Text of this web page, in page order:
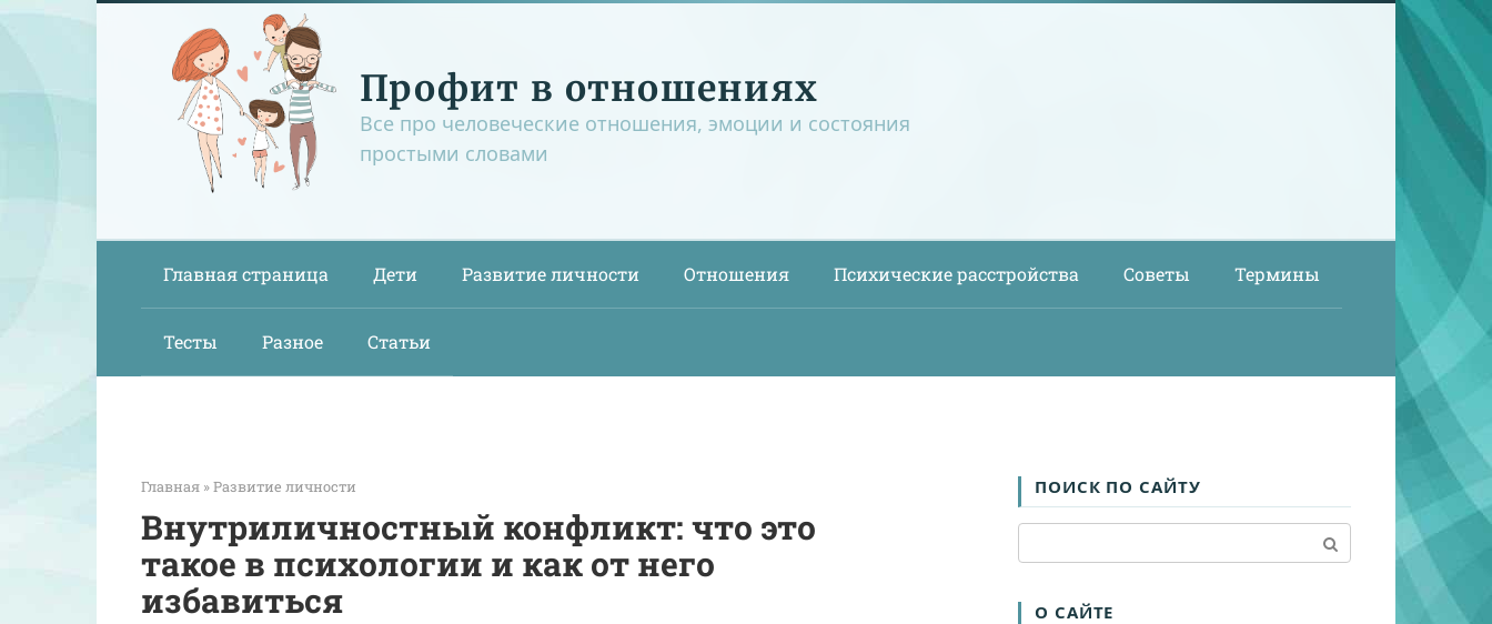
Перейти
Профит в отношениях
Все про человеческие отношения, эмоции и состояния
простыми словами
Главная страница Дети Развитие личности Отношения Психические расстройства Советы Термины
Тесты Разное Статьи
Главная »Развитие личности
Внутриличностный конфликт: что это
такое в психологии и как от него
избавиться
ПОИСК ПО САЙТУ
О САЙТЕ